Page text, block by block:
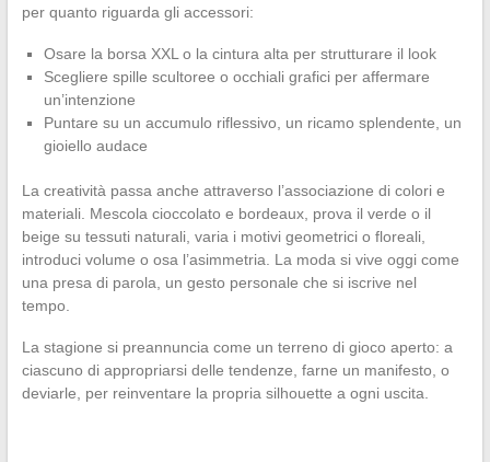
per quanto riguarda gli accessori:
Osare la borsa XXL o la cintura alta per strutturare il look
Scegliere spille scultoree o occhiali grafici per affermare
un’intenzione
Puntare su un accumulo riflessivo, un ricamo splendente, un
gioiello audace
La creatività passa anche attraverso l’associazione di colori e
materiali. Mescola cioccolato e bordeaux, prova il verde o il
beige su tessuti naturali, varia i motivi geometrici o floreali,
introduci volume o osa l’asimmetria. La moda si vive oggi come
una presa di parola, un gesto personale che si iscrive nel
tempo.
La stagione si preannuncia come un terreno di gioco aperto: a
ciascuno di appropriarsi delle tendenze, farne un manifesto, o
deviarle, per reinventare la propria silhouette a ogni uscita.